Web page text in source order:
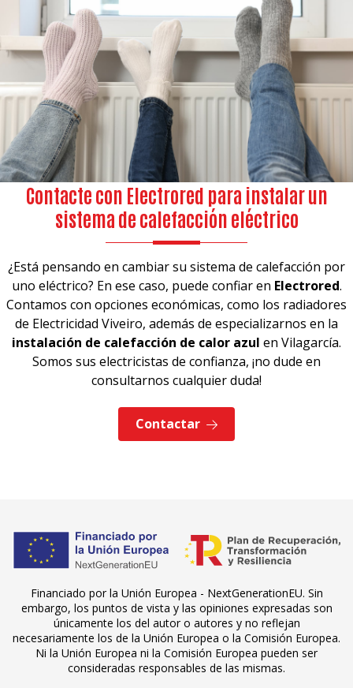
Contacte con Electrored para instalar un
sistema de calefacción eléctrico
¿Está pensando en cambiar su sistema de calefacción por
uno eléctrico? En ese caso, puede confiar en Electrored.
Contamos con opciones económicas, como los radiadores
de Electricidad Viveiro, además de especializarnos en la
instalación de calefacción de calor azul en Vilagarcía.
Somos sus electricistas de confianza, ¡no dude en
consultarnos cualquier duda!
Contactar
Financiado por la Unión Europea - NextGenerationEU. Sin
embargo, los puntos de vista y las opiniones expresadas son
únicamente los del autor o autores y no reflejan
necesariamente los de la Unión Europea o la Comisión Europea.
Ni la Unión Europea ni la Comisión Europea pueden ser
consideradas responsables de las mismas.